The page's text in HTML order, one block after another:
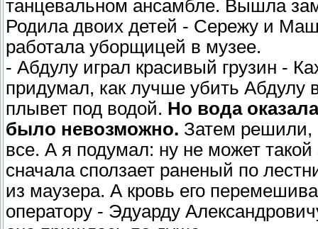
танцевальном ансамбле. Вышла
Родила двоих детей - Сережу и
работала уборщицей в музее.
- Абдулу играл красивый грузин -
придумал, как лучше убить
плывет под водой. Но вода
было невозможно. Затем решили,
все. А я подумал: ну не может
сначала сползает раненый по
из маузера. А кровь его
оператору - Эдуарду